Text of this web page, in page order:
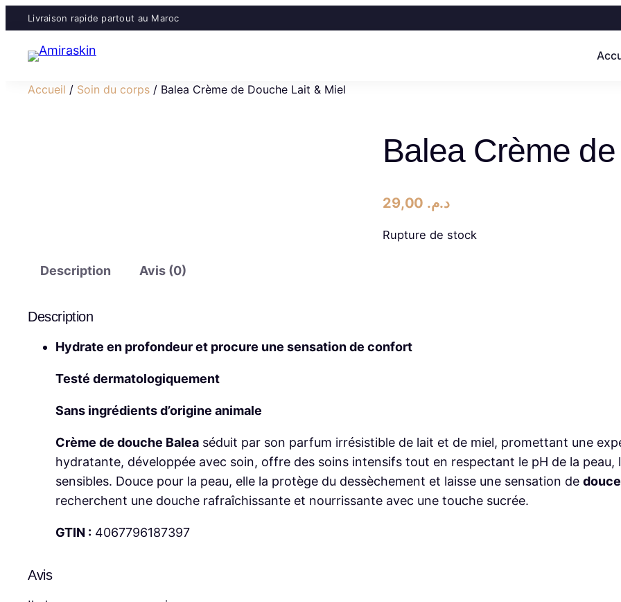
Livraison rapide partout au Maroc
Accueil / Soin du corps / Balea Crème de Douche Lait & Miel
Balea Crème
د.م.
Rupture de stock
Description Avis (0)
Description
Hydrate en profondeur et procure une sensation de confort
Testé dermatologiquement
Sans ingrédients d’origine animale
Crème de douche Balea séduit par son parfum irrésistible de lait et de miel, promettant une
hydratante, développée avec soin, offre des soins intensifs tout en respectant le pH de la
sensibles. Douce pour la peau, elle la protège du dessèchement et laisse une sensation de
recherchent une douche rafraîchissante et nourrissante avec une touche sucrée.
GTIN : 4067796187397
Avis